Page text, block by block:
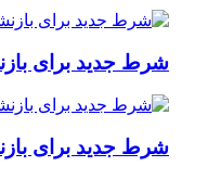
شرط جدید برای
شرط جدید برای